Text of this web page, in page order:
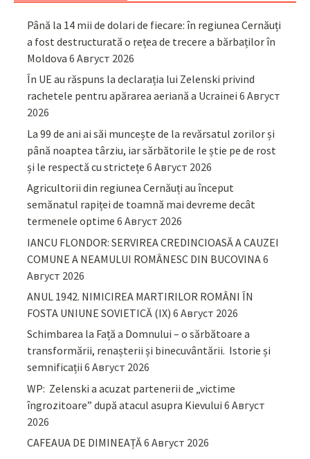
Până la 14 mii de dolari de fiecare: în regiunea Cernăuți
a fost destructurată o rețea de trecere a bărbaților în
Moldova 6 Август 2026
În UE au răspuns la declarația lui Zelenski privind
rachetele pentru apărarea aeriană a Ucrainei 6 Август
2026
La 99 de ani ai săi muncește de la revărsatul zorilor și
până noaptea târziu, iar sărbătorile le știe pe de rost
și le respectă cu strictețe 6 Август 2026
Agricultorii din regiunea Cernăuți au început
semănatul rapiței de toamnă mai devreme decât
termenele optime 6 Август 2026
IANCU FLONDOR: SERVIREA CREDINCIOASĂ A CAUZEI
COMUNE A NEAMULUI ROMÂNESC DIN BUCOVINA6
Август 2026
ANUL 1942. NIMICIREA MARTIRILOR ROMÂNI ÎN
FOSTA UNIUNE SOVIETICĂ (IX) 6 Август 2026
Schimbarea la Față a Domnului – o sărbătoare a
transformării, renașterii și binecuvântării. Istorie și
semnificații 6 Август 2026
WP: Zelenski a acuzat partenerii de „victime
îngrozitoare” după atacul asupra Kievului 6 Август
2026
CAFEAUA DE DIMINEAȚĂ6 Август 2026